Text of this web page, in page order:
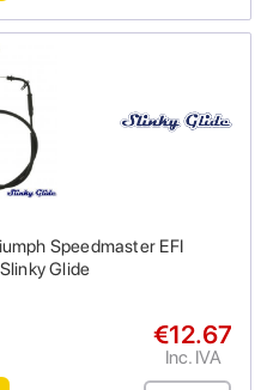
Speedmaster EFI
Glide
€12.67
Inc. IVA